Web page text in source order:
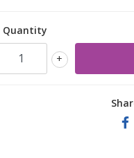
Quantity
+